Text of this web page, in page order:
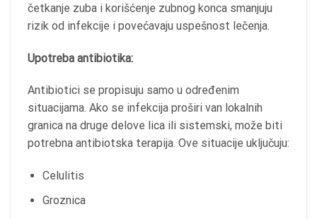
četkanje zuba i korišćenje zubnog konca smanjuju
rizik od infekcije i povećavaju uspešnost lečenja.
Upotreba antibiotika:
Antibiotici se propisuju samo u određenim
situacijama. Ako se infekcija proširi van lokalnih
granica na druge delove lica ili sistemski, može biti
potrebna antibiotska terapija. Ove situacije uključuju:
Celulitis
Groznica